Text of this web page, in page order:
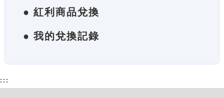
● 紅利商品兌換
● 我的兌換記錄
:::